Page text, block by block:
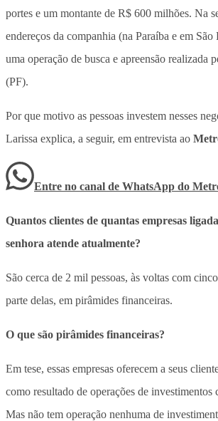
portes e um montante de R$ 600 milhões. Na
endereços da companhia (na Paraíba e em
uma operação de busca e apreensão realizada
(PF).
Por que motivo as pessoas investem nesses
Larissa explica, a seguir, em entrevista ao
Entre no canal de WhatsApp do
Quantos clientes de quantas empresas
senhora atende atualmente?
São cerca de 2 mil pessoas, às voltas com
parte delas, em pirâmides financeiras.
O que são pirâmides financeiras?
Em tese, essas empresas oferecem a seus
como resultado de operações de investimentos
Mas não tem operação nenhuma de